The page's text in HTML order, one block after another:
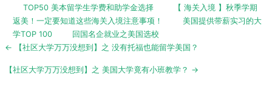
TOP50 美本留学生学费和助学金选择
【 海关入境 】秋季学期
返美！一定要知道这些海关入境注意事项！
美国提供带薪实习的大
学TOP 100
回国名企就业之美国选校
Post
← 【社区大学万万没想到】之 没有托福也能留学美国？
【社区大学万万没想到】之 美国大学竟有小班教学？ →